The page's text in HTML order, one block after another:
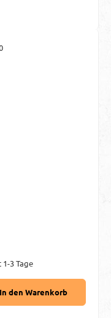
3 Tage
oder benutze die Schaltflächen
In den Warenkorb